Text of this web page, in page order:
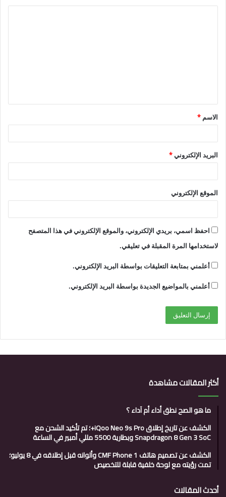
ق
*
الاسم *
البريد الإلكتروني*
الموقع الإلكتروني
احفظ اسمي، بريدي الإلكتروني، والموقع الإلكتروني في هذا المتصفح
لاستخدامها المرة المقبلة في تعليقي.
أعلمني بمتابعة التعليقات بواسطة البريد الإلكتروني.
أعلمني بالمواضيع الجديدة بواسطة البريد الإلكتروني.
أكثر المقالات مشاهدة
ما هو الصح نطق أداء أم آداء ؟
الكشف عن تاريخ إطلاق iQoo Neo 9s Pro+؛ تم تأكيد الشحن مع
Snapdragon 8 Gen 3 SoC وبطارية 5500 مللي أمبير في الساعة
الكشف عن تصميم هاتف CMF Phone 1 وألوانه قبل إطلاقه في 8 يوليو؛
تمت رؤيته مع لوحة خلفية قابلة للتخصيص
أحدث المقالات